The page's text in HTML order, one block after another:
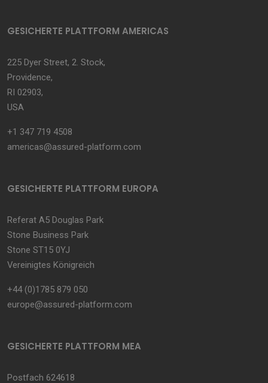
GESICHERTE PLATTFORM AMERICAS
225 Dyer Street, 2. Stock,
Providence,
RI 02903,
USA
+1 347 719 4508
americas@assured-platform.com
GESICHERTE PLATTFORM EUROPA
Referat A5 Douglas Park
Stone Business Park
Stone ST15 0YJ
Vereinigtes Königreich
+44 (0)1785 879 050
europe@assured-platform.com
GESICHERTE PLATTFORM MEA
Postfach 624618